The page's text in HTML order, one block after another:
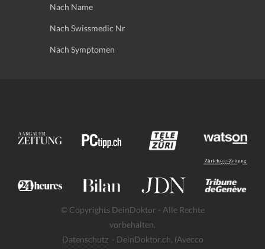
Nach Name
Nach Swissmedic Nr
Nach Symptomen
© Copyrights DeinDoktor - Alle Rechte
vorbehalten.
Datenschutz - DeinDoktor.ch, (Avecco